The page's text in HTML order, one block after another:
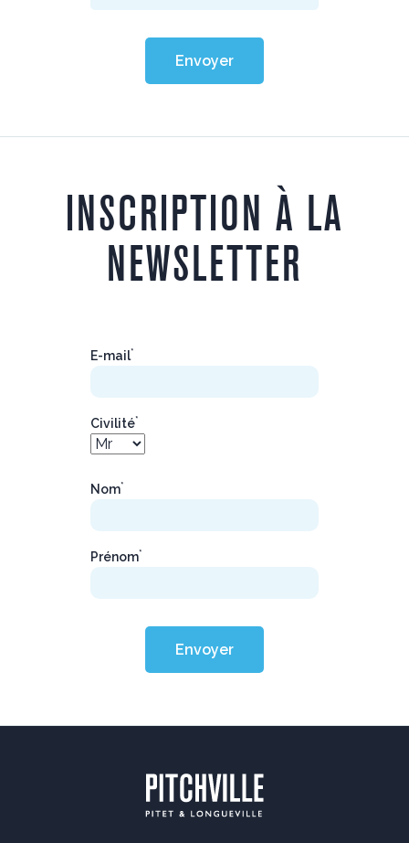
Envoyer
INSCRIPTION À LA
NEWSLETTER
E-mail*
Civilité*
Nom*
Prénom*
Envoyer